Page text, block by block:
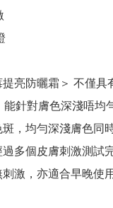
亮防曬霜＞ 不僅具
能針對膚色深淺唔均
，均勻深淺膚色同
多個皮膚刺激測試
激，亦適合早晚使用